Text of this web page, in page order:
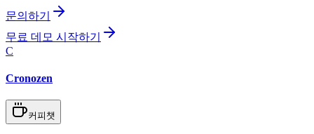
문의하기
무료 데모 시작하기
C
Cronozen
커피챗